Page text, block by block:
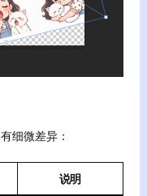
细微差异：
说明